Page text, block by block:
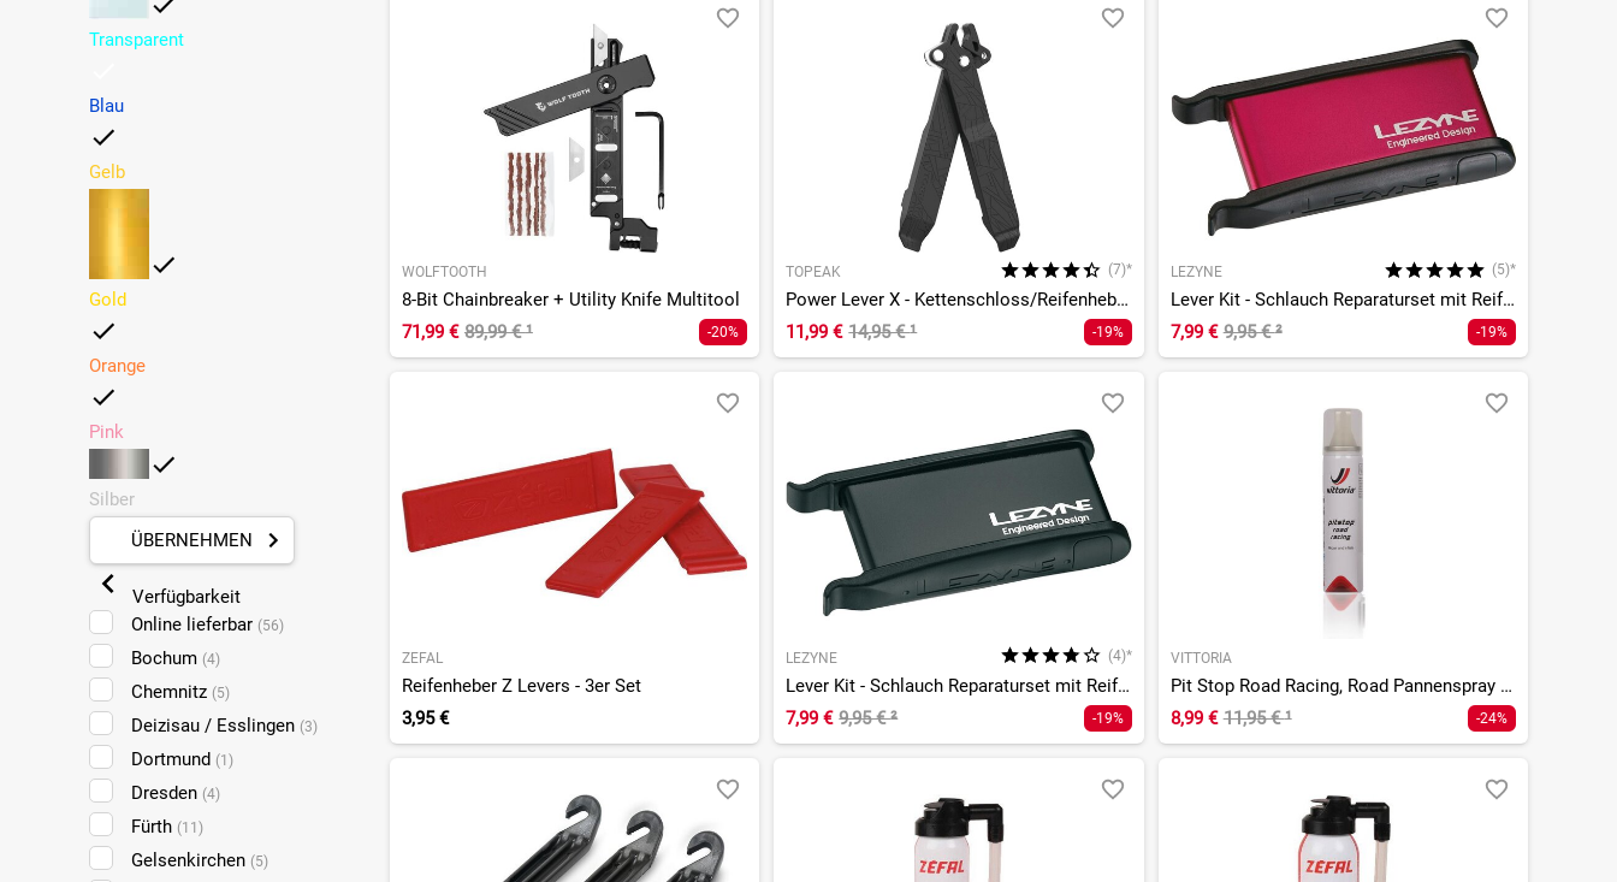
Transparent
Blau
Gelb
Gold
Orange
Pink
Silber
ÜBERNEHMEN
Verfügbarkeit
Online lieferbar (56)
Bochum (4)
Chemnitz (5)
Deizisau / Esslingen (3)
Dortmund (1)
Dresden (4)
Fürth (11)
Gelsenkirchen (5)
WOLFTOOTH
8-Bit Chainbreaker + Utility Knife Multitool
71,99 € 89,99 €¹ -20%
TOPEAK (7)*
Power Lever X - Kettenschloss/Reifenheber Werkzeug
11,99 € 14,95 €¹ -19%
LEZYNE (5)*
Lever Kit - Schlauch Reparaturset mit Reifenheber
7,99 € 9,95 €² -19%
ZEFAL
Reifenheber Z Levers - 3er Set
3,95 €
LEZYNE (4)*
Lever Kit - Schlauch Reparaturset mit Reifenheber
7,99 € 9,95 €² -19%
VITTORIA
Pit Stop Road Racing, Road Pannenspray - 75ml
8,99 € 11,95 €¹ -24%